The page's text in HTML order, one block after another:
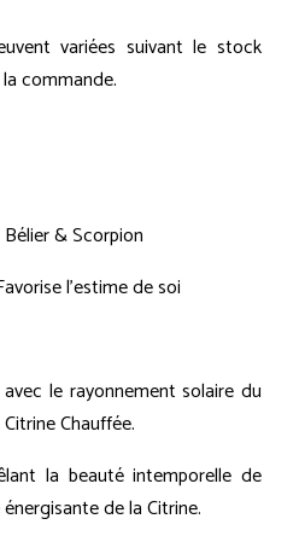
variées suivant le stock
commande.
Bélier & Scorpion
l'estime de soi
le rayonnement solaire du
Chauffée.
la beauté intemporelle de
de la Citrine.